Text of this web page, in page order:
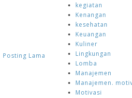
Posting Lama
kegiatan
Kenangan
kesehatan
Keuangan
Kuliner
Lingkungan
Lomba
Manajemen
Manajemen.
Motivasi